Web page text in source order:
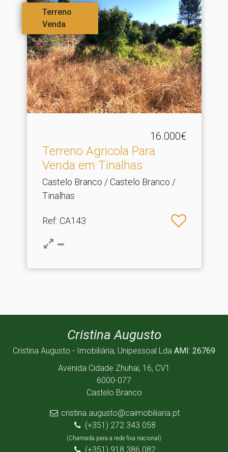
Terreno
Venda
16.000€
Terreno Agricola Para
Venda em Tinalhas
Castelo Branco / Castelo Branco /
Tinalhas
Ref: CA143
Cristina Augusto
Cristina Augusto - Imobiliária, Unipessoal Lda AMI: 26769
Avenida Cidade Zhuhai, 16, CV1
6000-077
Castelo Branco
cristina.augusto@caimobiliaria.pt
(+351) 272 343 058
(Chamada para a rede fixa nacional)
(+351) 918 386 082